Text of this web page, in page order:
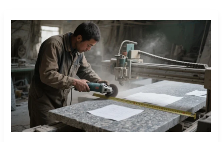
Polish
Hindi
Manual
Cutting
CNC
Automation:
A
Small
Stone
Workshop’s
Transformation